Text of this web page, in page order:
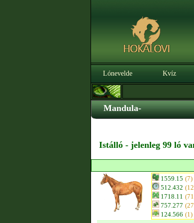
Lónevelde Kvíz
Mandula-
Istálló - jelenleg 99 ló
1559.15 (7)
512.432
1718.11
757.277
124.566 (1)